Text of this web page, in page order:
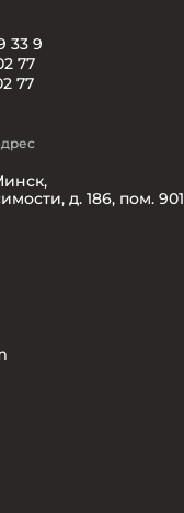
33 9
77
77
д. 186, пом. 901